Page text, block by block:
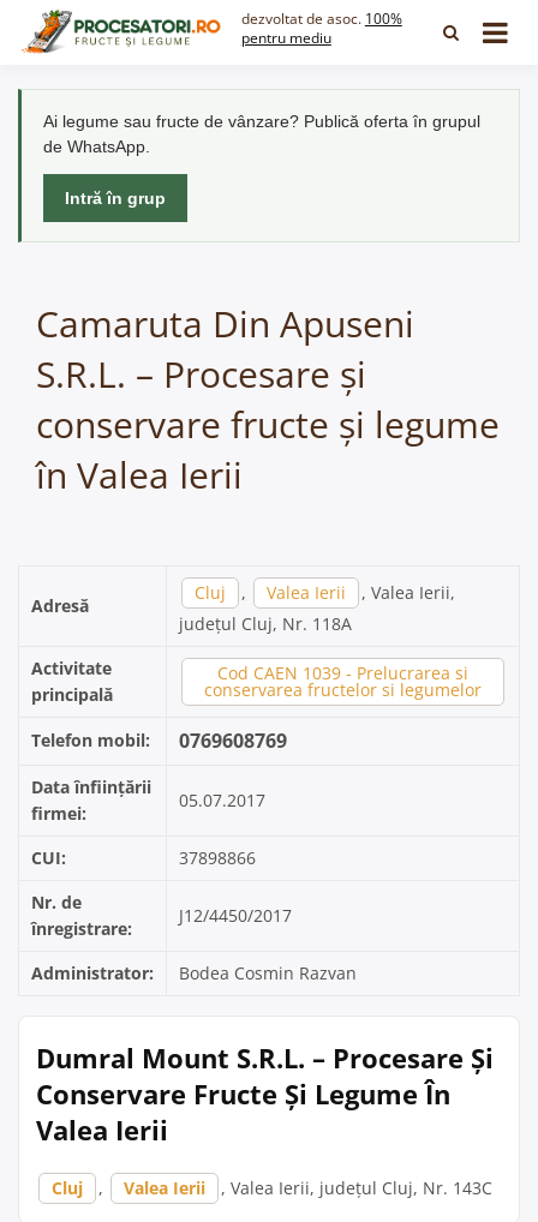
dezvoltat de asoc. 100%
pentru mediu
Ai legume sau fructe de vânzare? Publică oferta în grupul
de WhatsApp.
Intră în grup
Camaruta Din Apuseni
S.R.L. – Procesare și
conservare fructe și legume
în Valea Ierii
Adresă
Cluj , Valea Ierii
, Valea Ierii,
județul Cluj, Nr. 118A
Activitate
principală
Cod CAEN 1039 - Prelucrarea si
conservarea fructelor si legumelor
Telefon mobil: 0769608769
Data înființării
firmei:
05.07.2017
CUI:
37898866
Nr. de
înregistrare:
J12/4450/2017
Administrator: Bodea Cosmin Razvan
Dumral Mount S.R.L. – Procesare Și
Conservare Fructe Și Legume În
Valea Ierii
Cluj , Valea Ierii , Valea Ierii, județul Cluj, Nr. 143C